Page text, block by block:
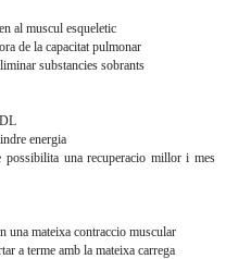
al muscul esqueletic
de la capacitat pulmonar
substancies sobrants
energia
una recuperacio millor i mes
una mateixa contraccio muscular
a terme amb la mateixa carrega